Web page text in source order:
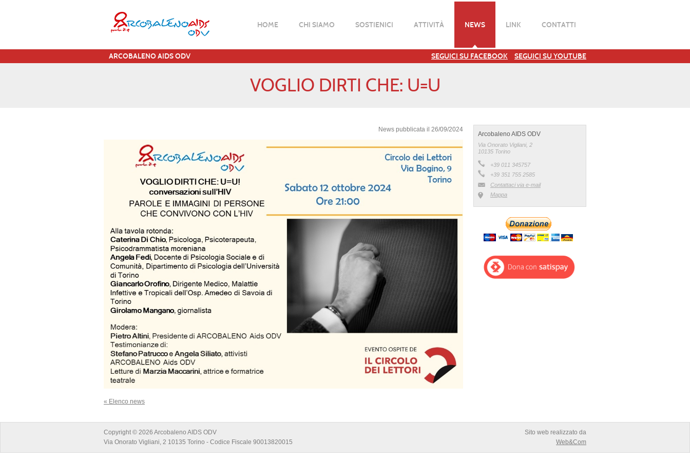
HOME CHI SIAMO SOSTIENICI ATTIVITÀ NEWS LINK CONTATTI
ARCOBALENO AIDS ODV SEGUICI SU FACEBOOK SEGUICI SU YOUTUBE
VOGLIO DIRTI CHE: U=U
News pubblicata il 26/09/2024
« Elenco news
Arcobaleno AIDS ODV
Via Onorato Vigliani, 2
10135 Torino
+39 011 345757
+39 351 755 2585
Contattaci via e-mail
Mappa
Copyright © 2026 Arcobaleno AIDS ODV
Via Onorato Vigliani, 2 10135 Torino - Codice Fiscale 90013820015
Sito web realizzato da
Web&Com